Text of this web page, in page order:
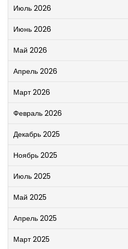
Июль 2026
Июнь 2026
Май 2026
Апрель 2026
Март 2026
Февраль 2026
Декабрь 2025
Ноябрь 2025
Июль 2025
Май 2025
Апрель 2025
Март 2025